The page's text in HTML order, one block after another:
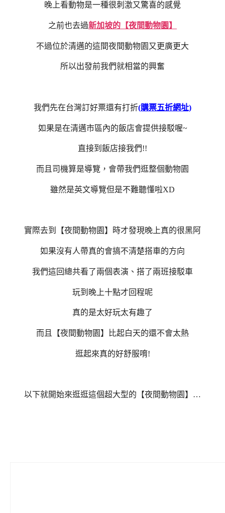
晚上看動物是一種很刺激又驚喜的感覺
之前也去過新加坡的【夜間動物園】
不過位於清邁的這間夜間動物園又更廣更大
所以出發前我們就相當的興奮
我們先在台灣訂好票還有打折(購票五折網址)
如果是在清邁市區內的飯店會提供接駁喔~
直接到飯店接我們!!
而且司機算是導覽，會帶我們逛整個動物園
雖然是英文導覽但是不難聽懂啦XD
實際去到【夜間動物園】時才發現晚上真的很黑阿
如果沒有人帶真的會搞不清楚搭車的方向
我們這回總共看了兩個表演、搭了兩班接駁車
玩到晚上十點才回程呢
真的是太好玩太有趣了
而且【夜間動物園】比起白天的還不會太熱
逛起來真的好舒服唷!
以下就開始來逛逛這個超大型的【夜間動物園】…